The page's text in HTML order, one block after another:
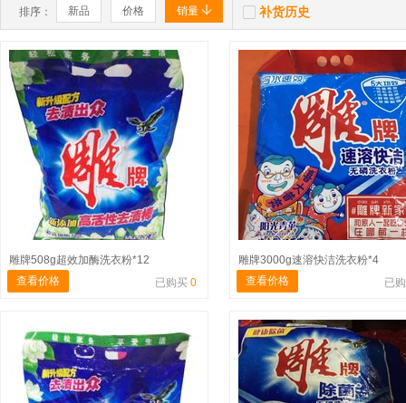
排序： 新品 价格 销量   补货历史
雕牌508g超效加酶洗衣粉*12
查看价格
已购买 0
雕牌3000g速溶快洁洗衣粉*4
查看价格
已